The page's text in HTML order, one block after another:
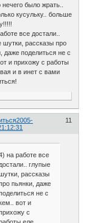
нечего было жрать..
кусульку.. больше
все достали..
шутки, рассказы про
даже поделиться не с
и прихожу с работы
и в инет с вами
11
2005-
на работе все
достали.. глупые
рассказы
пьянки, даже
не с
вот и
с